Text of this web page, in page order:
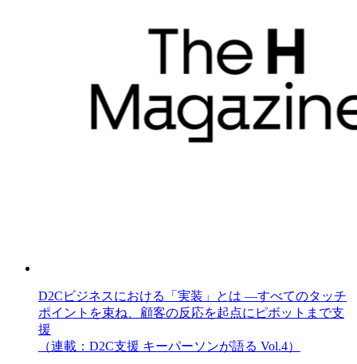
D2Cビジネスにおける「実装」とは ―すべてのタッチ
ポイントを束ね、顧客の反応を起点にピボットまで支
援
（連載：D2C支援 キーパーソンが語る Vol.4）